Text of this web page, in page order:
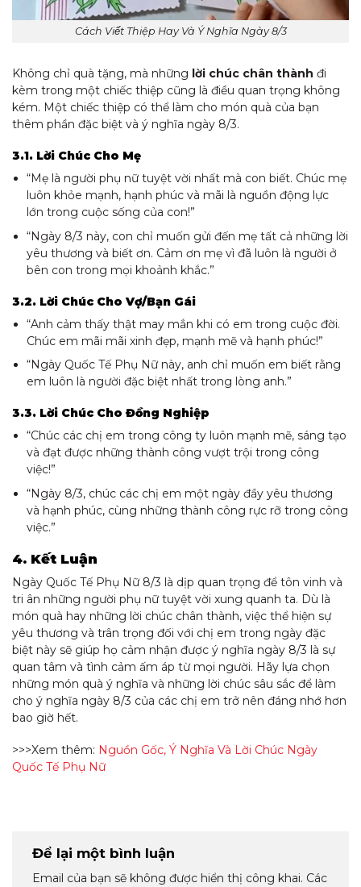
Cách Viết Thiệp Hay Và Ý Nghĩa Ngày 8/3
Không chỉ quà tặng, mà những lời chúc chân thành đi
kèm trong một chiếc thiệp cũng là điều quan trọng không
kém. Một chiếc thiệp có thể làm cho món quà của bạn
thêm phần đặc biệt và ý nghĩa ngày 8/3.
3.1. Lời Chúc Cho Mẹ
“Mẹ là người phụ nữ tuyệt vời nhất mà con biết. Chúc mẹ
luôn khỏe mạnh, hạnh phúc và mãi là nguồn động lực
lớn trong cuộc sống của con!”
“Ngày 8/3 này, con chỉ muốn gửi đến mẹ tất cả những lời
yêu thương và biết ơn. Cảm ơn mẹ vì đã luôn là người ở
bên con trong mọi khoảnh khắc.”
3.2. Lời Chúc Cho Vợ/Bạn Gái
“Anh cảm thấy thật may mắn khi có em trong cuộc đời.
Chúc em mãi mãi xinh đẹp, mạnh mẽ và hạnh phúc!”
“Ngày Quốc Tế Phụ Nữ này, anh chỉ muốn em biết rằng
em luôn là người đặc biệt nhất trong lòng anh.”
3.3. Lời Chúc Cho Đồng Nghiệp
“Chúc các chị em trong công ty luôn mạnh mẽ, sáng tạo
và đạt được những thành công vượt trội trong công
việc!”
“Ngày 8/3, chúc các chị em một ngày đầy yêu thương
và hạnh phúc, cùng những thành công rực rỡ trong công
việc.”
4. Kết Luận
Ngày Quốc Tế Phụ Nữ 8/3 là dịp quan trọng để tôn vinh và
tri ân những người phụ nữ tuyệt vời xung quanh ta. Dù là
món quà hay những lời chúc chân thành, việc thể hiện sự
yêu thương và trân trọng đối với chị em trong ngày đặc
biệt này sẽ giúp họ cảm nhận được ý nghĩa ngày 8/3 là sự
quan tâm và tình cảm ấm áp từ mọi người. Hãy lựa chọn
những món quà ý nghĩa và những lời chúc sâu sắc để làm
cho ý nghĩa ngày 8/3 của các chị em trở nên đáng nhớ hơn
bao giờ hết.
>>>Xem thêm: Nguồn Gốc, Ý Nghĩa Và Lời Chúc Ngày
Quốc Tế Phụ Nữ
Để lại một bình luận
Email của bạn sẽ không được hiển thị công khai. Các